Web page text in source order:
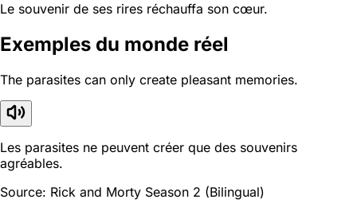
Le souvenir de ses rires réchauffa son cœur.
Exemples du monde réel
The parasites can only create pleasant memories.
Les parasites ne peuvent créer que des souvenirs
agréables.
Source: Rick and Morty Season 2 (Bilingual)